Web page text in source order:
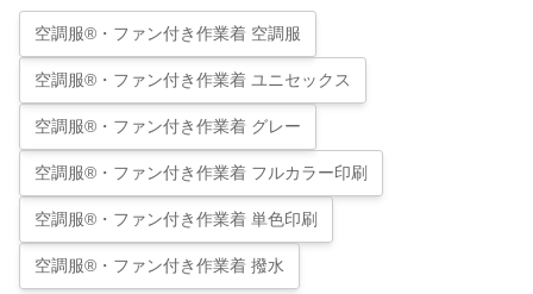
空調服®・ファン付き作業着 空調服
空調服®・ファン付き作業着 ユニセックス
空調服®・ファン付き作業着 グレー
空調服®・ファン付き作業着 フルカラー印刷
空調服®・ファン付き作業着 単色印刷
空調服®・ファン付き作業着 撥水